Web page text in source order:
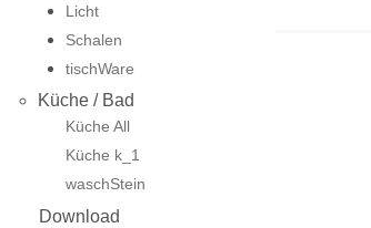
Licht
Schalen
tischWare
Küche / Bad
Küche All
Küche k_1
waschStein
Download